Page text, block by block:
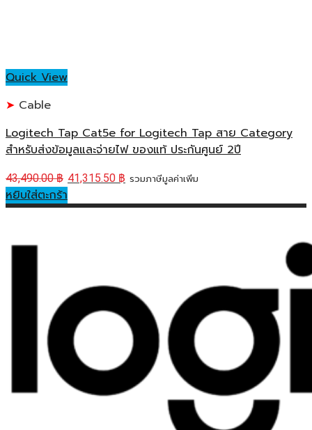
Quick View
Cable
Logitech Tap Cat5e for Logitech Tap สาย Category
สำหรับส่งข้อมูลและจ่ายไฟ ของแท้ ประกันศูนย์ 2ปี
43,490.00฿ 41,315.50 ฿ รวมภาษีมูลค่าเพิ่ม
หยิบใส่ตะกร้า